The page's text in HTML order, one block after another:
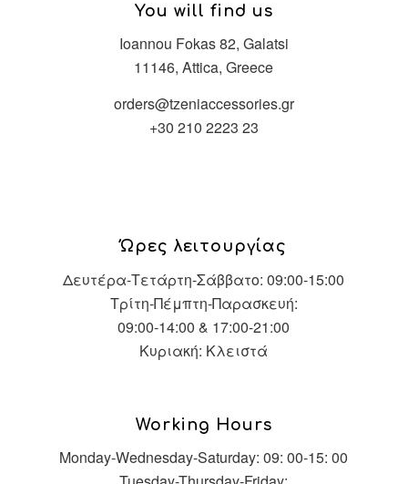
You will find us
Ioannou Fokas 82, Galatsi
11146, Attica, Greece
orders@tzeniaccessories.gr
+30 210 2223 23
Ώρες λειτουργίας
Δευτέρα-Τετάρτη-Σάββατο: 09:00-15:00
Τρίτη-Πέμπτη-Παρασκευή:
09:00-14:00 & 17:00-21:00
Κυριακή: Κλειστά
Working Hours
Monday-Wednesday-Saturday: 09: 00-15: 00